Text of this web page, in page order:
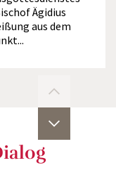
Ägidius
aus dem